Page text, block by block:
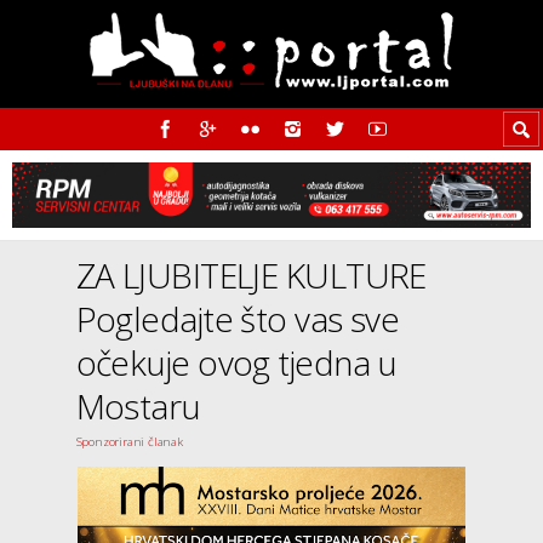
ZA LJUBITELJE KULTURE
Pogledajte što vas sve
očekuje ovog tjedna u
Mostaru
Sponzorirani članak